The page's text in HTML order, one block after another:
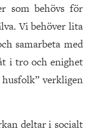
som behövs för
Vi behöver lita
samarbeta med
i tro och enighet
verkligen
deltar i socialt